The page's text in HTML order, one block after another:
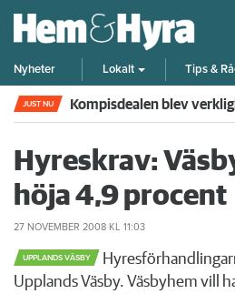
Nyheter Lokalt Tips &
JUST NU Kompisdealen blev
Hyreskrav:
höja 4,9 procent
27 NOVEMBER 2008 KL 11:03
UPPLANDS VÄSBY
Upplands Väsby. Väsbyhem vill